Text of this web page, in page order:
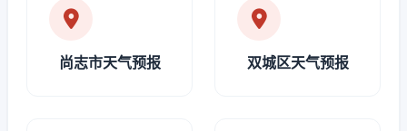
尚志市天气预报 双城区天气预报